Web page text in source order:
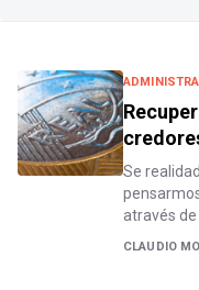
Se
através
CLAUDIO